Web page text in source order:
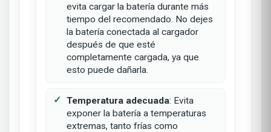
evita cargar la batería durante más
tiempo del recomendado. No dejes
la batería conectada al cargador
después de que esté
completamente cargada, ya que
esto puede dañarla.
Temperatura adecuada: Evita
exponer la batería a temperaturas
extremas, tanto frías como